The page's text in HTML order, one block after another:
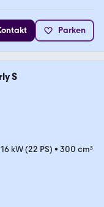
Parken
S
16 kW (22 PS) • 300 cm³